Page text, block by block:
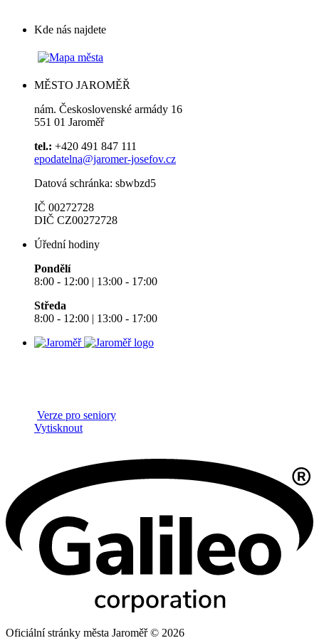
Kde nás najdete
MĚSTO JAROMĚŘ
nám. Československé armády 16
551 01 Jaroměř
tel.: +420 491 847 111
epodatelna@jaromer-josefov.cz
Datová schránka: sbwbzd5
IČ 00272728
DIČ CZ00272728
Úřední hodiny
Pondělí
8:00 - 12:00 | 13:00 - 17:00
Středa
8:00 - 12:00 | 13:00 - 17:00
Verze pro seniory
Vytisknout
Oficiální stránky města Jaroměř © 2026